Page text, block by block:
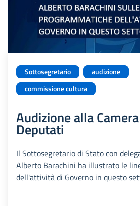
Sottosegretario
audizione
commissione cultura
Audizione alla
Deputati
Il Sottosegretario di Stato con
Alberto Barachini ha illustrato le
dell'attività di Governo in questo